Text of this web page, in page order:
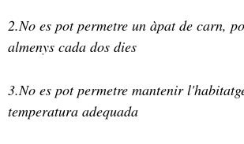
2.No es pot permetre un àpat de carn,
almenys cada dos dies
3.No es pot permetre mantenir
temperatura adequada